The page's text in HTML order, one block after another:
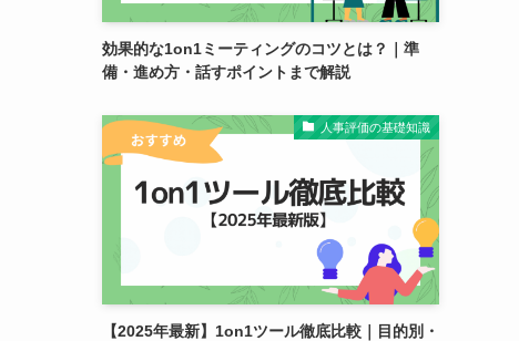
効果的な1on1ミーティングのコツとは？｜準
備・進め方・話すポイントまで解説
人事評価の基礎知識
【2025年最新】1on1ツール徹底比較｜目的別・